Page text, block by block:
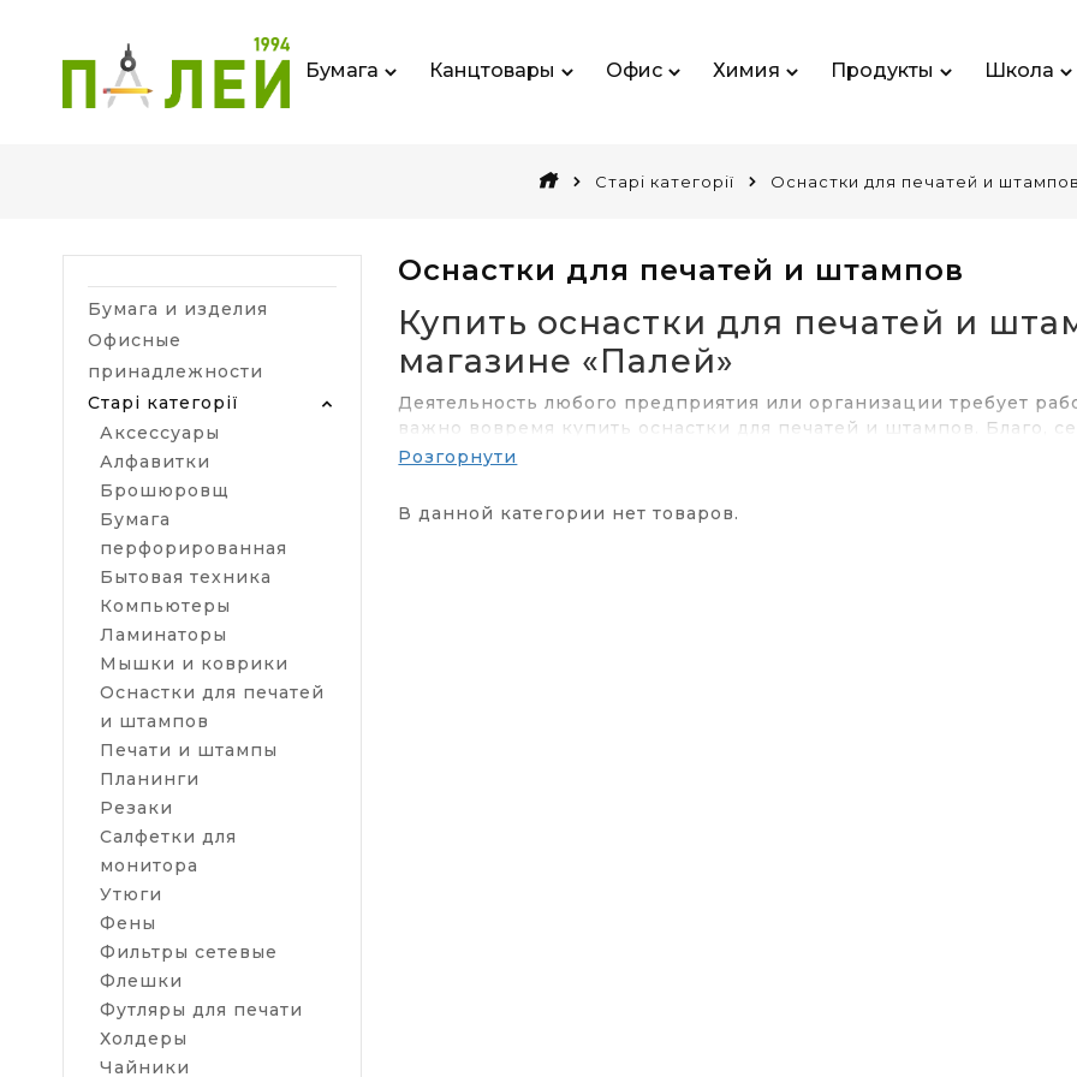
Бумага Канцтовары Офис Химия Продукты Школа
Старі категорії Оснастки для печатей и штампов
Бумага и изделия
Офисные
принадлежности
Старі категорії
Аксессуары
Алфавитки
Брошюровщ
Бумага
перфорированная
Бытовая техника
Компьютеры
Ламинаторы
Мышки и коврики
Оснастки для печатей
и штампов
Печати и штампы
Планинги
Резаки
Салфетки для
монитора
Утюги
Фены
Фильтры сетевые
Флешки
Футляры для печати
Холдеры
Чайники
Оснастки для печатей и штампов
Купить оснастки для печатей и
магазине «Палей»
Деятельность любого предприятия или организации требует
важно вовремя купить оснастки для печатей и штампов. Благо,
удобных и практичных приспособлений подобного рода.
Оснастки для штампов и печатей –
делопроизводства
Оснастки – это улучшенная версия знакомых многим ручных
Розгорнути
В данной категории нет товаров.